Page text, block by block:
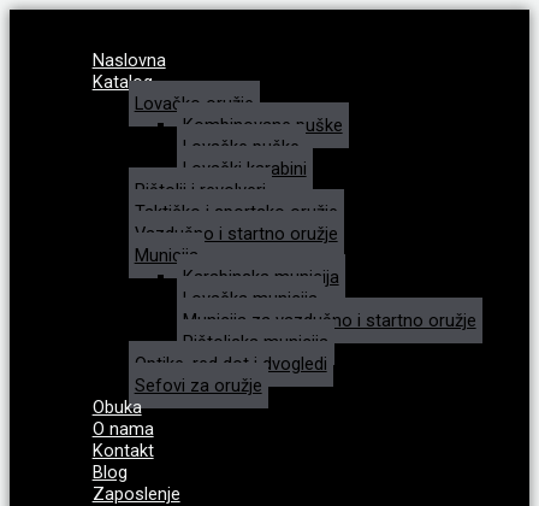
Naslovna
Katalog
Lovačko oružje
Kombinovane puške
Lovačke puške
Lovački karabini
Pištolji i revolveri
Taktičko i sportsko oružje
Vazdušno i startno oružje
Municija
Karabinska municija
Lovačka municija
Municija za vazdušno i startno oružje
Pištoljska municija
Optike, red dot i dvogledi
Sefovi za oružje
Obuka
O nama
Kontakt
Blog
Zaposlenje